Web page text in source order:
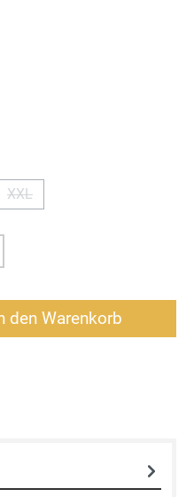
XXL
gewünschten
den Warenkorb